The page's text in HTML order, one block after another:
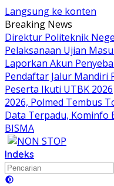
Langsung ke konten
Breaking News
Direktur Politeknik
Pelaksanaan Ujian
Laporkan Akun
Pendaftar Jalur Mandiri
Peserta Ikuti UTBK 2026
2026, Polmed Tembus
Data Terpadu, Kominfo
BISMA
Indeks